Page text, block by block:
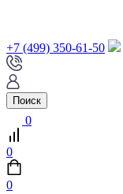
+7 (499) 350-61-50
Поиск
0
0
0